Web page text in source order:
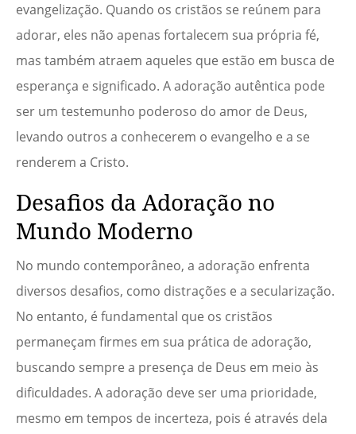
evangelização. Quando os cristãos se reúnem para
adorar, eles não apenas fortalecem sua própria fé,
mas também atraem aqueles que estão em busca de
esperança e significado. A adoração autêntica pode
ser um testemunho poderoso do amor de Deus,
levando outros a conhecerem o evangelho e a se
renderem a Cristo.
Desafios da Adoração no
Mundo Moderno
No mundo contemporâneo, a adoração enfrenta
diversos desafios, como distrações e a secularização.
No entanto, é fundamental que os cristãos
permaneçam firmes em sua prática de adoração,
buscando sempre a presença de Deus em meio às
dificuldades. A adoração deve ser uma prioridade,
mesmo em tempos de incerteza, pois é através dela